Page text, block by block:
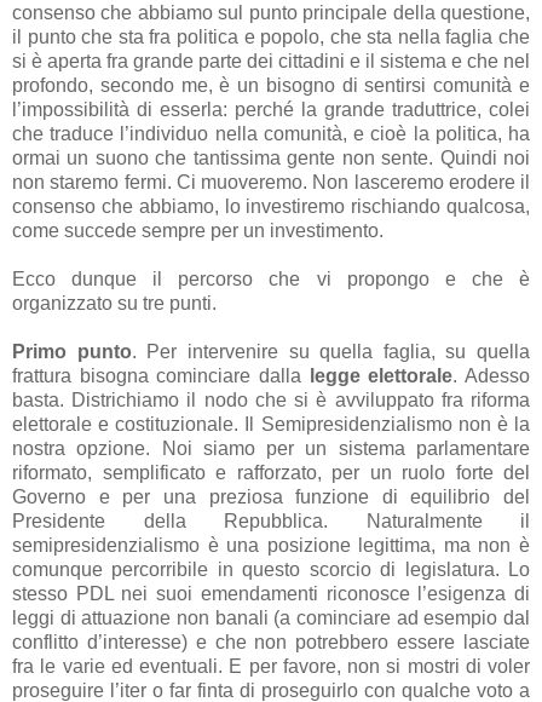
consenso che abbiamo sul punto principale della questione,
il punto che sta fra politica e popolo, che sta nella faglia che
si è aperta fra grande parte dei cittadini e il sistema e che nel
profondo, secondo me, è un bisogno di sentirsi comunità e
l’impossibilità di esserla: perché la grande traduttrice, colei
che traduce l’individuo nella comunità, e cioè la politica, ha
ormai un suono che tantissima gente non sente. Quindi noi
non staremo fermi. Ci muoveremo. Non lasceremo erodere il
consenso che abbiamo, lo investiremo rischiando qualcosa,
come succede sempre per un investimento.
Ecco dunque il percorso che vi propongo e che è
organizzato su tre punti.
Primo punto. Per intervenire su quella faglia, su quella
frattura bisogna cominciare dalla
legge elettorale. Adesso
basta. Districhiamo il nodo che si è avviluppato fra riforma
elettorale e costituzionale. Il Semipresidenzialismo non è la
nostra opzione. Noi siamo per un sistema parlamentare
riformato, semplificato e rafforzato, per un ruolo forte del
Governo e per una preziosa funzione di equilibrio del
Presidente della Repubblica. Naturalmente il
semipresidenzialismo è una posizione legittima, ma non è
comunque percorribile in questo scorcio di legislatura. Lo
stesso PDL nei suoi emendamenti riconosce l’esigenza di
leggi di attuazione non banali (a cominciare ad esempio dal
conflitto d’interesse) e che non potrebbero essere lasciate
fra le varie ed eventuali. E per favore, non si mostri di voler
proseguire l’iter o far finta di proseguirlo con qualche voto a